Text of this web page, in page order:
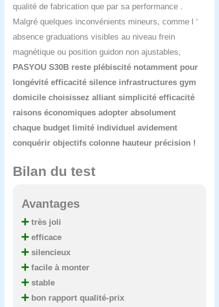
qualité de fabrication que par sa performance .
Malgré quelques inconvénients mineurs, comme l ‘
absence graduations visibles au niveau frein
magnétique ou position guidon non ajustables,
PASYOU S30B reste plébiscité notamment pour
longévité efficacité silence infrastructures gym
domicile choisissez alliant simplicité efficacité
raisons économiques adopter absolument
chaque budget limité individuel avidement
conquérir objectifs colonne hauteur précision !
Bilan du test
Avantages
très joli
efficace
silencieux
facile à monter
stable
bon rapport qualité-prix